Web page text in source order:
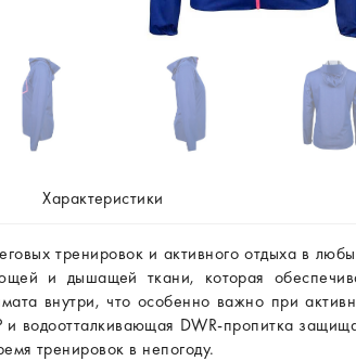
Характеристики
тренировок и активного отдыха в
и дышащей ткани, которая
внутри, что особенно важно при
водоотталкивающая DWR-пропитка
тренировок в непогоду.